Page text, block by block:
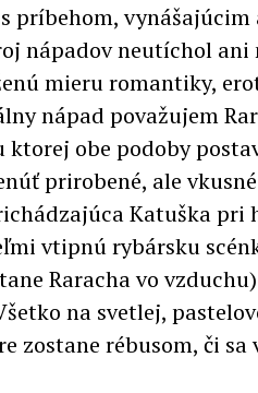
príbehom,
nápadov neutíchol ani
mieru romantiky,
nápad považujem
ktorej obe podoby
prirobené, ale
Katuška pri
vtipnú rybársku
Raracha vo
na svetlej,
zostane rébusom, či sa